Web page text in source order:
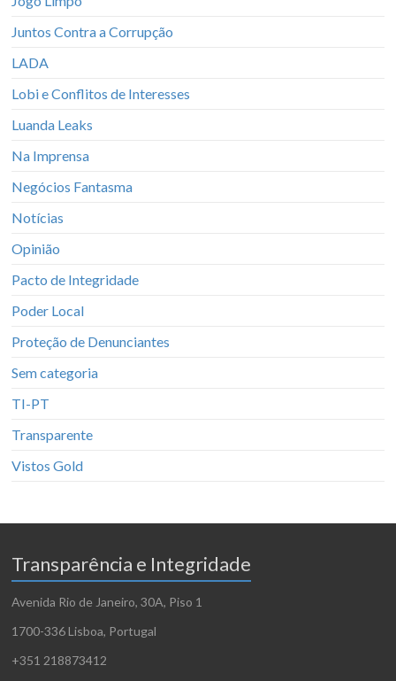
Juntos Contra a Corrupção
LADA
Lobi e Conflitos de Interesses
Luanda Leaks
Na Imprensa
Negócios Fantasma
Notícias
Opinião
Pacto de Integridade
Poder Local
Proteção de Denunciantes
Sem categoria
TI-PT
Transparente
Vistos Gold
Transparência e Integridade
Avenida Rio de Janeiro, 30A, Piso 1
1700-336 Lisboa, Portugal
+351 218873412